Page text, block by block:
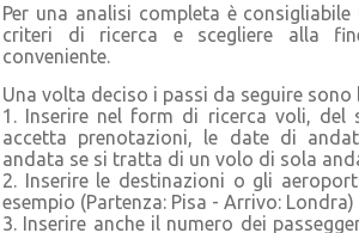
Per una analisi completa è
criteri di ricerca e scegliere alla
conveniente.
Una volta deciso i passi da seguire sono
1. Inserire nel form di ricerca voli, del
accetta prenotazioni, le date di
andata se si tratta di un volo di sola
2. Inserire le destinazioni o gli
esempio (Partenza: Pisa - Arrivo: Londra)
3. Inserire anche il numero dei